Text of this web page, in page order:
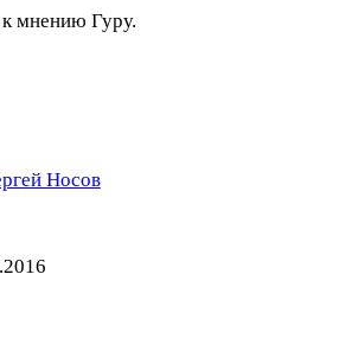
мнению Гуру.
Носов